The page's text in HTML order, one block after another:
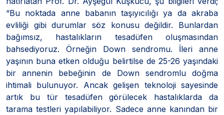
“Bu noktada anne babanın taşıyıcılığı ya da akraba
evliliği gibi durumlar söz konusu değildir. Bunlardan
bağımsız, hastalıkların tesadüfen oluşmasından
bahsediyoruz. Örneğin Down sendromu. İleri anne
yaşının buna etken olduğu belirtilse de 25-26 yaşındaki
bir annenin bebeğinin de Down sendromlu doğma
ihtimali bulunuyor. Ancak gelişen teknoloji sayesinde
artık bu tür tesadüfen görülecek hastalıklarda da
tarama testleri yapılabiliyor. Sadece anne kanından bir